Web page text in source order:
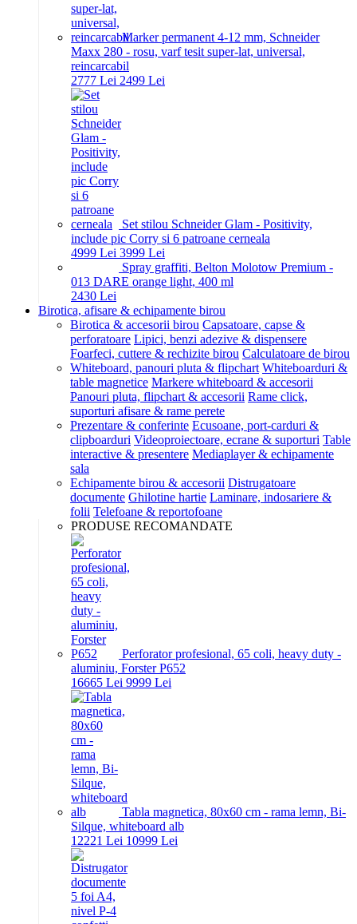
Marker permanent 4-12 mm, Schneider
Maxx 280 - rosu, varf tesit super-lat, universal,
reincarcabil
2777 Lei 2499 Lei
Set stilou Schneider Glam - Positivity,
include pic Corry si 6 patroane cerneala
4999 Lei 3999 Lei
Spray graffiti, Belton Molotow Premium -
013 DARE orange light, 400 ml
2430 Lei
Birotica, afisare & echipamente birou
Birotica & accesorii birou Capsatoare, capse &
perforatoare Lipici, benzi adezive & dispensere
Foarfeci, cuttere & rechizite birou Calculatoare de birou
Whiteboard, panouri pluta & flipchart Whiteboarduri &
table magnetice Markere whiteboard & accesorii
Panouri pluta, flipchart & accesorii Rame click,
suporturi afisare & rame perete
Prezentare & conferinte Ecusoane, port-carduri &
clipboarduri Videoproiectoare, ecrane & suporturi Table
interactive & presentere Mediaplayer & echipamente
sala
Echipamente birou & accesorii Distrugatoare
documente Ghilotine hartie Laminare, indosariere &
folii Telefoane & reportofoane
PRODUSE RECOMANDATE
Perforator profesional, 65 coli, heavy duty -
aluminiu, Forster P652
16665 Lei 9999 Lei
Tabla magnetica, 80x60 cm - rama lemn, Bi-
Silque, whiteboard alb
12221 Lei 10999 Lei